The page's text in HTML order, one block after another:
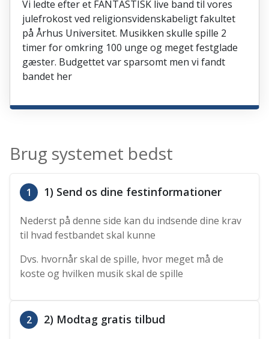
Vi ledte efter et FANTASTISK live band til vores
julefrokost ved religionsvidenskabeligt fakultet
på Århus Universitet. Musikken skulle spille 2
timer for omkring 100 unge og meget festglade
gæster. Budgettet var sparsomt men vi fandt
bandet her
Brug systemet bedst
1 1) Send os dine festinformationer
Nederst på denne side kan du indsende dine krav
til hvad festbandet skal kunne
Dvs. hvornår skal de spille, hvor meget må de
koste og hvilken musik skal de spille
2 2) Modtag gratis tilbud